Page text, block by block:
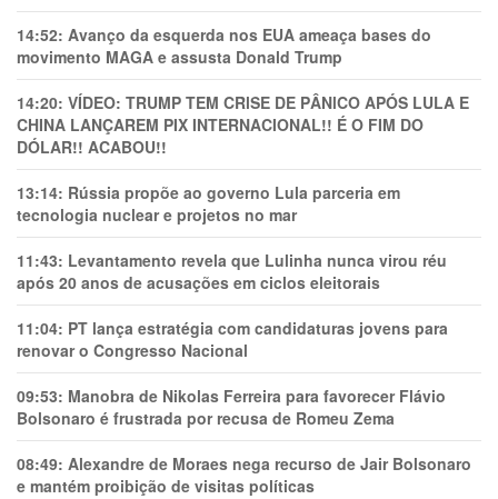
14:52: Avanço da esquerda nos EUA ameaça bases do
movimento MAGA e assusta Donald Trump
14:20: VÍDEO: TRUMP TEM CRlSE DE PÂNlCO APÓS LULA E
CHINA LANÇAREM PIX INTERNACIONAL!! É O FIM DO
DÓLAR!! ACABOU!!
13:14: Rússia propõe ao governo Lula parceria em
tecnologia nuclear e projetos no mar
11:43: Levantamento revela que Lulinha nunca virou réu
após 20 anos de acusações em ciclos eleitorais
11:04: PT lança estratégia com candidaturas jovens para
renovar o Congresso Nacional
09:53: Manobra de Nikolas Ferreira para favorecer Flávio
Bolsonaro é frustrada por recusa de Romeu Zema
08:49: Alexandre de Moraes nega recurso de Jair Bolsonaro
e mantém proibição de visitas políticas